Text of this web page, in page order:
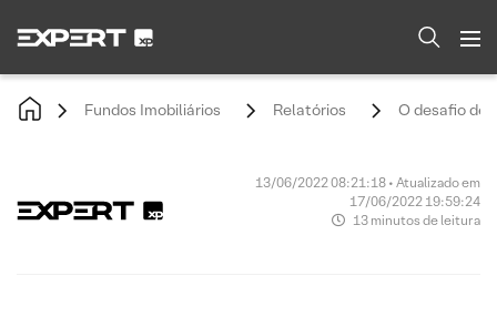
Fundos Imobiliários Relatórios O desafio de
13/06/2022 08:21:18 • Atualizado em
17/06/2022 19:59:24
13 minutos de leitura